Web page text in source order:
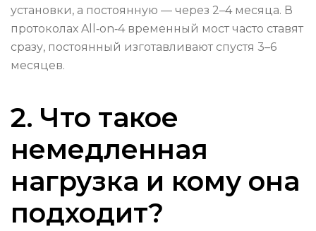
установки, а постоянную — через 2–4 месяца. В
протоколах All‑on‑4 временный мост часто ставят
сразу, постоянный изготавливают спустя 3–6
месяцев.
2. Что такое
немедленная
нагрузка и кому она
подходит?